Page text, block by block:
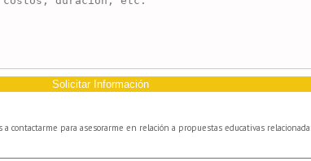
Solicitar Información
contactarme para asesorarme en relación a propuestas educativas